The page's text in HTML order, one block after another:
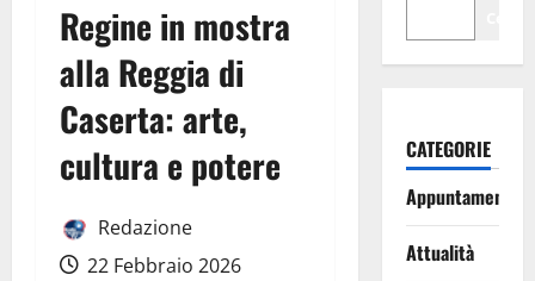
Regine in mostra
alla Reggia di
Caserta: arte,
cultura e potere
Redazione
22 Febbraio 2026
CATEGORIE
Appuntamenti
Attualità